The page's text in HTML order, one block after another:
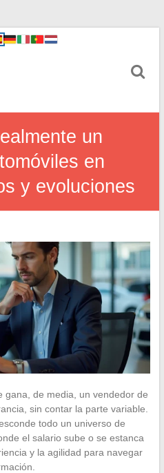
un
en
y evoluciones
gana, de media, un vendedor de
sin contar la parte variable.
todo un universo de
el salario sube o se estanca
y la agilidad para navegar